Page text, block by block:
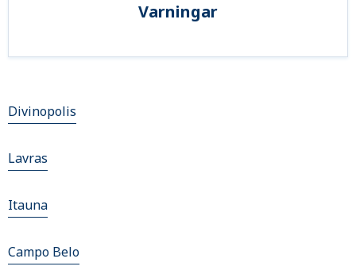
Varningar
Divinopolis
Lavras
Itauna
Campo Belo